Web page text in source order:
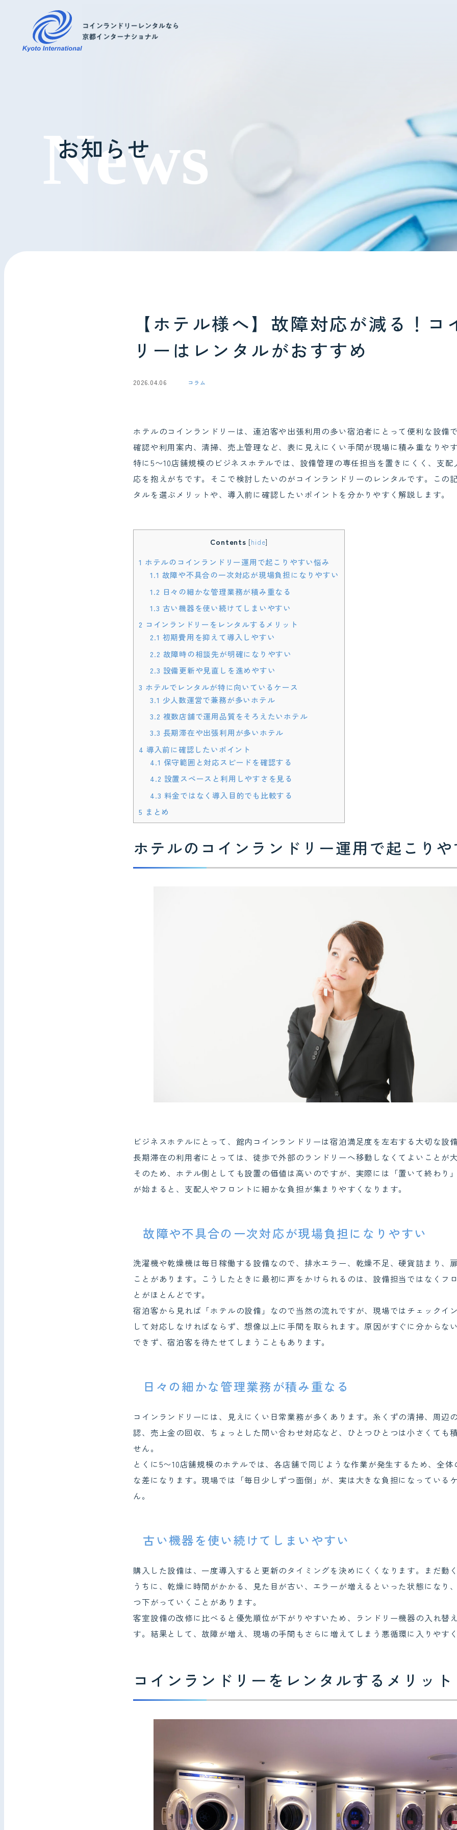
掃除・メンテナンス
会社情報
お知らせ
【ホテル様へ】故障対応が減る！
リーはレンタルがおすすめ
2026.04.06 コラム
ホテルのコインランドリーは、連泊客や出張利用の多い宿泊者にとって便利な設備
確認や利用案内、清掃、売上管理など、表に見えにくい手間が現場に積み重なりや
特に5〜10店舗規模のビジネスホテルでは、設備管理の専任担当を置きにくく、支
応を抱えがちです。そこで検討したいのがコインランドリーのレンタルです。この
タルを選ぶメリットや、導入前に確認したいポイントを分かりやすく解説します。
Contents [hide]
1 ホテルのコインランドリー運用で起こりやすい悩み
1.1 故障や不具合の一次対応が現場負担になりやすい
1.2 日々の細かな管理業務が積み重なる
1.3 古い機器を使い続けてしまいやすい
2 コインランドリーをレンタルするメリット
2.1 初期費用を抑えて導入しやすい
2.2 故障時の相談先が明確になりやすい
2.3 設備更新や見直しを進めやすい
3 ホテルでレンタルが特に向いているケース
3.1 少人数運営で兼務が多いホテル
3.2 複数店舗で運用品質をそろえたいホテル
3.3 長期滞在や出張利用が多いホテル
4 導入前に確認したいポイント
4.1 保守範囲と対応スピードを確認する
4.2 設置スペースと利用しやすさを見る
4.3 料金ではなく導入目的でも比較する
5 まとめ
ホテルのコインランドリー運用で起こり
ビジネスホテルにとって、館内コインランドリーは宿泊満足度を左右する大切な設
長期滞在の利用者にとっては、徒歩で外部のランドリーへ移動しなくてよいことが
そのため、ホテル側としても設置の価値は高いのですが、実際には「置いて終わり
が始まると、支配人やフロントに細かな負担が集まりやすくなります。
故障や不具合の一次対応が現場負担になりやすい
洗濯機や乾燥機は毎日稼働する設備なので、排水エラー、乾燥不足、硬貨詰まり、
ことがあります。こうしたときに最初に声をかけられるのは、設備担当ではなくフ
とがほとんどです。
宿泊客から見れば「ホテルの設備」なので当然の流れですが、現場ではチェックイ
して対応しなければならず、想像以上に手間を取られます。原因がすぐに分からな
できず、宿泊客を待たせてしまうこともあります。
日々の細かな管理業務が積み重なる
コインランドリーには、見えにくい日常業務が多くあります。糸くずの清掃、周辺
認、売上金の回収、ちょっとした問い合わせ対応など、ひとつひとつは小さくても
せん。
とくに5〜10店舗規模のホテルでは、各店舗で同じような作業が発生するため、全
な差になります。現場では「毎日少しずつ面倒」が、実は大きな負担になっている
ん。
古い機器を使い続けてしまいやすい
購入した設備は、一度導入すると更新のタイミングを決めにくくなります。まだ動
うちに、乾燥に時間がかかる、見た目が古い、エラーが増えるといった状態になり
つ下がっていくことがあります。
客室設備の改修に比べると優先順位が下がりやすいため、ランドリー機器の入れ替
す。結果として、故障が増え、現場の手間もさらに増えてしまう悪循環に入りやす
コインランドリーをレンタルするメリット